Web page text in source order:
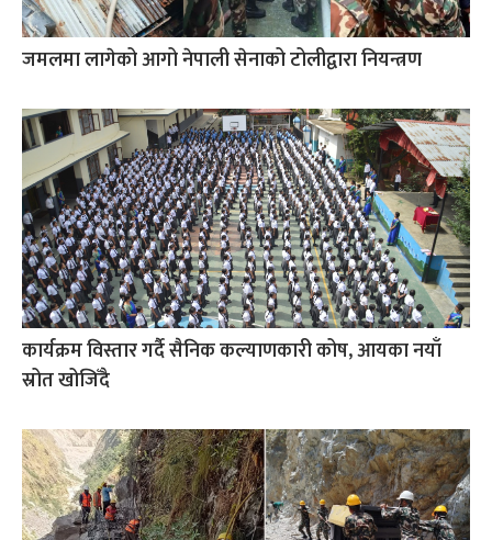
जमलमा लागेको आगो नेपाली सेनाको टोलीद्वारा नियन्त्रण
कार्यक्रम विस्तार गर्दै सैनिक कल्याणकारी कोष, आयका नयाँ
स्रोत खोजिँदै